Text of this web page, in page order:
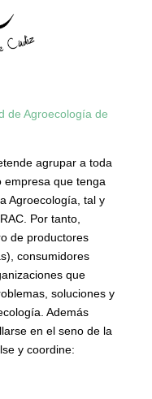
de Agroecología de
agrupar a toda
empresa que tenga
Agroecología, tal y
Por tanto,
de productores
consumidores
que
soluciones y
Además
en el seno de la
y coordine: